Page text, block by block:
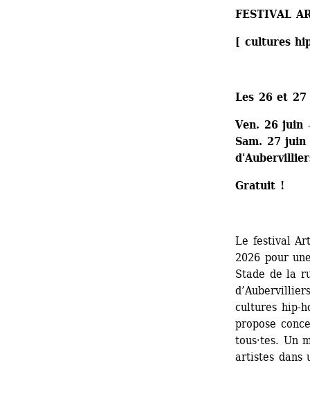
FESTIVAL
[ cultures
Les 26 et
Ven. 26 juin
Sam. 27
Gratuit !
Le festival
2026 pour
Stade de la
cultures hip-
propose
tous·tes. Un
artistes dans